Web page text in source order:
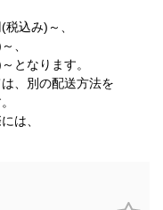
込み)～、
、
なります。
、別の配送方法を
は、